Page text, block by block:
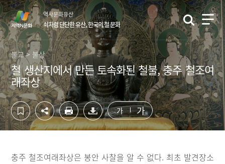
컨
텐
츠
영
역
바
로
가
기
하
단
영
역
바
로
가
기
역사문화유산
쇠처럼 단단한 유산, 한국의 철 문화
불교 > 불상
철 생산지에서 만든 토속화된 철불, 충주 철조여
래좌상
가 가
충주 철조여래좌상은 봉안 사찰을 알 수 없다. 최초 발견장소